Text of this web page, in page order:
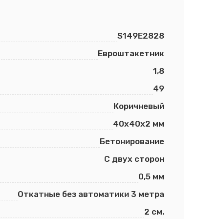
S149E2828
Евроштакетник
1,8
49
Коричневый
40х40х2 мм
Бетонирование
С двух сторон
0,5 мм
Откатные без автоматики 3 метра
2 см.